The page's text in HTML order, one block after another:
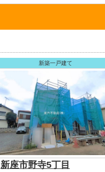
新築一戸建て
新座市野寺5丁目